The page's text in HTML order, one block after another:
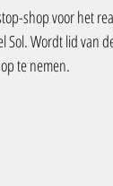
stop-shop voor het
Wordt lid van
te nemen.